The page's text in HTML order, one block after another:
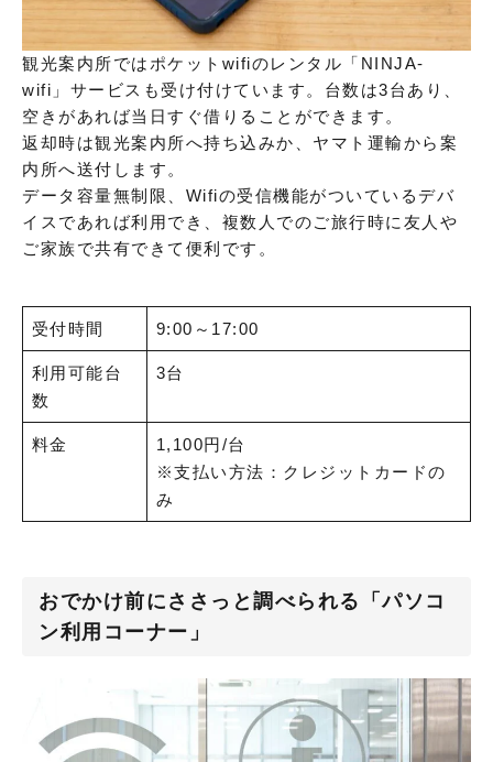
観光案内所ではポケットwifiのレンタル「NINJA-
wifi」サービスも受け付けています。台数は3台あり、
空きがあれば当日すぐ借りることができます。
返却時は観光案内所へ持ち込みか、ヤマト運輸から案
内所へ送付します。
データ容量無制限、Wifiの受信機能がついているデバ
イスであれば利用でき、複数人でのご旅行時に友人や
ご家族で共有できて便利です。
受付時間 9:00～17:00
利用可能台
数
3台
料金
1,100円/台
※支払い方法：クレジットカードの
み
おでかけ前にささっと調べられる「パソコ
ン利用コーナー」